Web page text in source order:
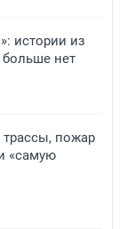
истории из
больше нет
трассы, пожар
«самую